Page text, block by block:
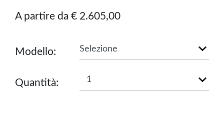
A partire da € 2.605,00
Modello:
Quantità: